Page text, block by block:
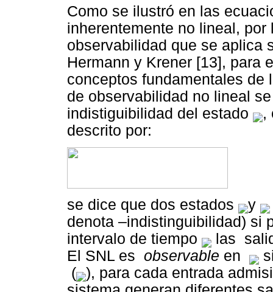
Como se ilustró en las
inherentemente no lineal,
observabilidad que se aplica
Hermann y Krener [13], para
conceptos fundamentales
de observabilidad no lineal
indistiguibilidad del estado
,
descrito por:
se dice que dos estados y
denota –indistinguibilidad) si
intervalo de tiempo
las
El SNL es observable en
( ), para cada entrada